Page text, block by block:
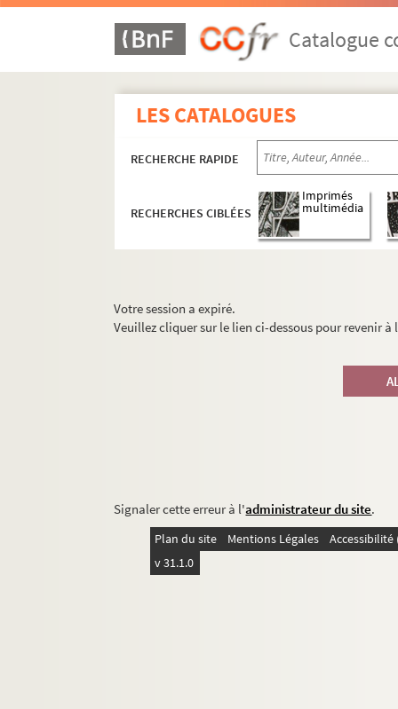
Catalogue
LES CATALOGUES
RECHERCHE RAPIDE
RECHERCHES CIBLÉES
Imprimés
multimédia
Votre session a expiré.
Veuillez cliquer sur le lien ci-dessous pour revenir
Signaler cette erreur à l'administrateur du site.
Plan du site Mentions Légales
v 31.1.0